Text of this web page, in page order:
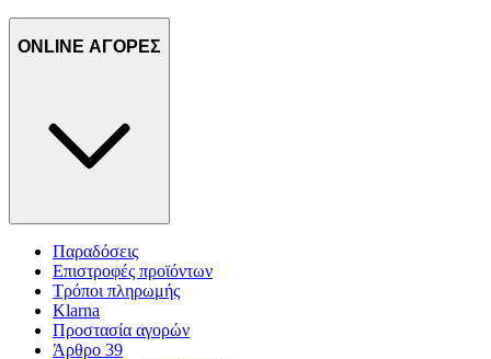
ONLINE ΑΓΟΡΕΣ
Παραδόσεις
Επιστροφές προϊόντων
Τρόποι πληρωμής
Klarna
Προστασία αγορών
Άρθρο 39